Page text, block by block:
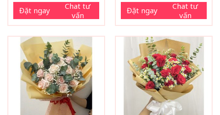
Đặt ngay
Chat tư
vấn
Đặt ngay
Chat tư
vấn